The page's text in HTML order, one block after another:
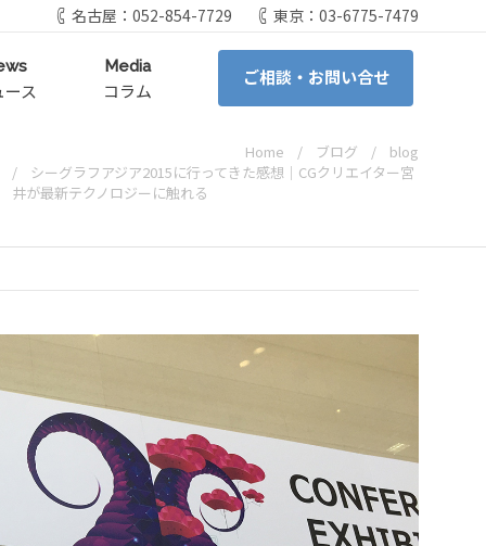
名古屋：052-854-7729 東京：03-6775-7479
ース
Media
コラム
ご相談・お問い合せ
Home ブログ
blog
シーグラフアジア2015に行ってきた感想│CGクリエイター宮
井が最新テクノロジーに触れる